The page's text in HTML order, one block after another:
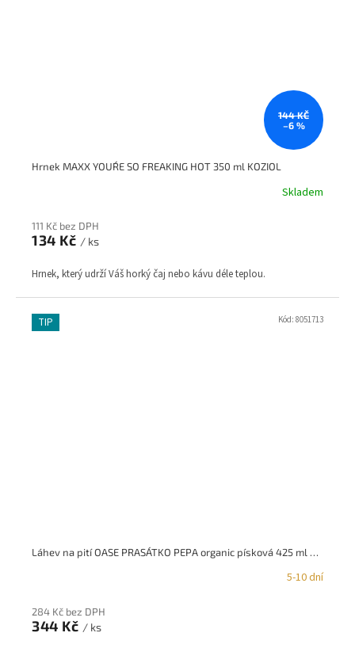
144 KČ
–6 %
Hrnek MAXX YOUŔE SO FREAKING HOT 350 ml KOZIOL
Skladem
111 Kč bez DPH
134 Kč / ks
Hrnek, který udrží Váš horký čaj nebo kávu déle teplou.
TIP
Láhev na pití OASE PRASÁTKO PEPA organic písková 425 ml KOZIOL
5-10 dní
284 Kč bez DPH
344 Kč / ks
Kód: 8051713